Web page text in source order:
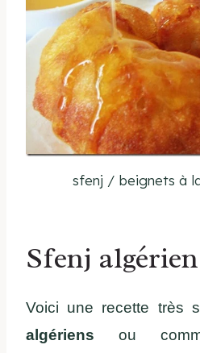
Sfenj
Voici une recette très
algériens ou